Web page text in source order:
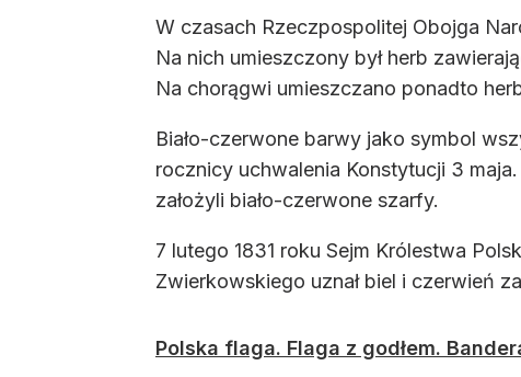
W czasach Rzeczpospolitej Obojga
Na nich umieszczony był herb
Na chorągwi umieszczano ponadto
Biało-czerwone barwy jako symbol
rocznicy uchwalenia Konstytucji 3
założyli biało-czerwone szarfy.
7 lutego 1831 roku Sejm Królestwa
Zwierkowskiego uznał biel i czerwień
Polska flaga. Flaga z godłem.